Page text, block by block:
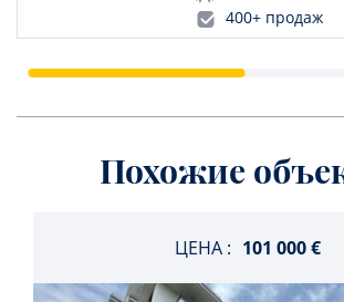
400+ продаж
Похожие
ЦЕНА : 101 000 €